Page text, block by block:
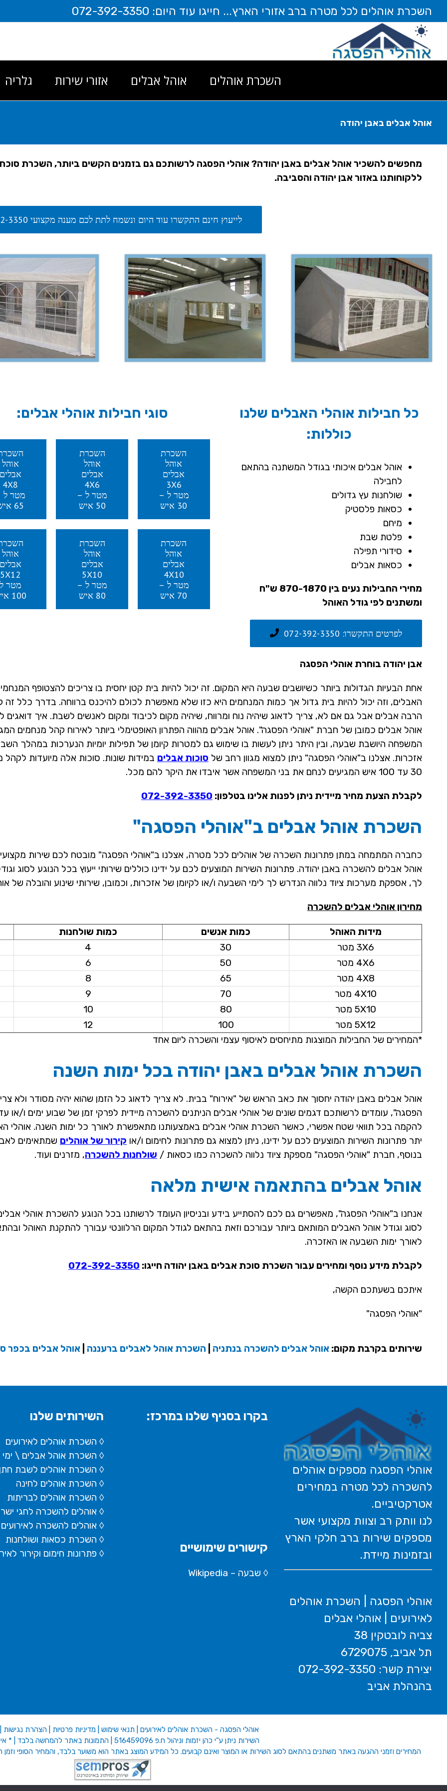
לתוכן
השכרת אוהלים לכל מטרה ברב אזורי הארץ... חייגו עוד היום: 072-392-3350
השכרת אוהלים אוהל אבלים אזורי שירות גלריה
אוהל אבלים באבן יהודה
מחפשים להשכיר אוהל אבלים באבן יהודה? אוהלי הפסגה לרשותכם גם בזמנים הקשים ביותר, השכרת
ללקוחותנו באזור אבן יהודה והסביבה.
לייעוץ חינם התקשרו עוד היום ונשמח לתת לכם מענה מקצועי 072-392-3350
כל חבילות אוהלי האבלים שלנו
כוללות:
אוהל אבלים איכותי בגודל המשתנה בהתאם
לחבילה
שולחנות עץ גדולים
כסאות פלסטיק
מיחם
פלטת שבת
סידורי תפילה
כסאות אבלים
מחירי החבילות נעים בין 870-1870 ש"ח
ומשתנים לפי גודל האוהל
לפרטים התקשרו: 072-392-3350
סוגי חבילות אוהלי אבלים:
השכרת
אוהל
אבלים
3X6
מטר ל –
30 איש
השכרת
אוהל
אבלים
4X6
מטר ל –
50 איש
אוהל
4X8
מטר ל
65 איש
השכרת
אוהל
אבלים
4X10
מטר ל –
70 איש
השכרת
אוהל
אבלים
5X10
מטר ל –
80 איש
אוהל
5X12
מטר
100 איש
אבן יהודה בוחרת אוהלי הפסגה
אחת הבעיות הגדולות ביותר כשיושבים שבעה היא המקום. זה יכול להיות בית קטן יחסית בו צריכים להצטופף
האבלים, וזה יכול להיות בית גדול אך כמות המנחמים היא כזו שלא מאפשרת לכולם להיכנס ברווחה. בדרך כלל זה
הרבה אבלים אבל גם אם לא, צריך לדאוג שיהיה נוח ומרווח, שיהיה מקום לכיבוד ומקום לאנשים לשבת. איך דואגים
אוהל אבלים כמובן של חברת "אוהלי הפסגה". אוהל אבלים מהווה הפתרון האופטימלי ביותר לאירוח קהל מנחמים
המשפחה היושבת שבעה, ובין היתר ניתן לעשות בו שימוש גם למטרות קיומן של תפילות יומיות הנערכות במהלך
אזכרות. אצלנו ב"אוהלי הפסגה" ניתן למצוא מגוון רחב של סוכות אבלים במידות שונות. סוכות אלה מיועדות
30 עד 100 איש המגיעים לנחם את בני המשפחה אשר איבדו את היקר להם מכל.
לקבלת הצעת מחיר מיידית ניתן לפנות אלינו בטלפון: 072-392-3350
השכרת אוהל אבלים ב"אוהלי הפסגה"
כחברה המתמחה במתן פתרונות השכרה של אוהלים לכל מטרה, אצלנו ב"אוהלי הפסגה" מובטח לכם שירות
אוהל אבלים להשכרה באבן יהודה. פתרונות השירות המוצעים לכם על ידינו כוללים שירותי ייעוץ בכל הנוגע לסוג
לך, אספקת מערכות ציוד נלווה הנדרש לך לימי השבעה ו/או לקיומן של אזכרות, וכמובן, שירותי שינוע והובלה של
מחירון אוהלי אבלים להשכרה
מידות האוהל כמות אנשים
כמות שולחנות
3X6 מטר
30
4
4X6 מטר
50
6
4X8 מטר
65
8
4X10 מטר
70
9
5X10 מטר
80
10
5X12 מטר
100
12
*המחירים של החבילות המוצגות מתיחסים לאיסוף עצמי והשכרה ליום אחד
השכרת אוהל אבלים באבן יהודה בכל ימות השנה
אוהל אבלים באבן יהודה יחסוך את כאב הראש של "אירוח" בבית. לא צריך לדאוג כל הזמן שהוא יהיה מסודר ולא
הפסגה", עומדים לרשותכם דגמים שונים של אוהלי אבלים הניתנים להשכרה מיידית לפרקי זמן של שבוע ימים ו/או
להקמה בכל תוואי שטח אפשרי, כאשר השכרת אוהלי אבלים באמצעותנו מתאפשרת לאורך כל ימות השנה. אוהלי
יתר פתרונות השירות המוצעים לכם על ידינו, ניתן למצוא גם פתרונות לחימום ו/או קירור של אוהלים שמתאימים
בנוסף, חברת "אוהלי הפסגה" מספקת ציוד נלווה להשכרה כמו כסאות / שולחנות להשכרה, מזרנים ועוד.
אוהל אבלים בהתאמה אישית מלאה
אנחנו ב"אוהלי הפסגה", מאפשרים גם לכם להסתייע בידע ובניסיון העומד לרשותנו בכל הנוגע להשכרת אוהלי
לסוג וגודל אוהל האבלים המותאם ביותר עבורכם וזאת בהתאם לגודל המקום הרלוונטי עבורך להתקנת האוהל
לאורך ימות השבעה או האזכרה.
לקבלת מידע נוסף ומחירים עבור השכרת סוכת אבלים באבן יהודה חייגו: 072-392-3350
איתכם בשעתכם הקשה,
"אוהלי הפסגה"
שירותים בקרבת מקום: אוהל אבלים להשכרה בנתניה השכרת אוהל לאבלים ברעננה אוהל אבלים בכפר
אוהלי הפסגה מספקים אוהלים
להשכרה לכל מטרה במחירים
אטרקטיביים.
לנו וותק רב וצוות מקצועי אשר
מספקים שירות ברב חלקי הארץ
ובזמינות מיידת.
אוהלי הפסגה | השכרת אוהלים
לאירועים | אוהלי אבלים
צביה לובטקין 38
תל אביב, 6729075
יצירת קשר: 072-392-3350
בהנהלת אביב
בקרו בסניף שלנו במרכז:
קישורים שימושיים
◊ שבעה – Wikipedia
השירותים שלנו
◊ השכרת אוהלים לאירועים
◊ השכרת אוהל אבלים \
◊ השכרת אוהלים לשבת
◊ השכרת אוהלים לחינה
◊ השכרת אוהלים לבריתות
◊ אוהלים להשכרה לחגי
◊ אוהלים להשכרה
◊ השכרת כסאות ושולחנות
◊ פתרונות חימום וקירור
אוהלי הפסגה - השכרת אוהלים לאירועים תנאי שימוש מדיניות פרטיות הצהרת נגישות
השירות ניתן ע"י כהן יזמות וניהול ח.פ 516459096 | התמונות באתר להמחשה בלבד | * אין קבלת קהל
המחירים וזמני ההגעה באתר משתנים בהתאם לסוג השירות או המוצר ואינם קבועים. כל המידע המוצג באתר הוא משוער בלבד, והמחיר הסופי